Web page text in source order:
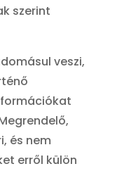
szerint
veszi,
és nem
erről külön